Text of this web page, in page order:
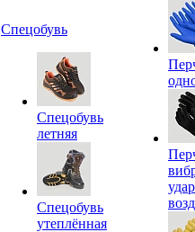
Спецобувь
Спецобувь
летняя
Спецобувь
утеплённая